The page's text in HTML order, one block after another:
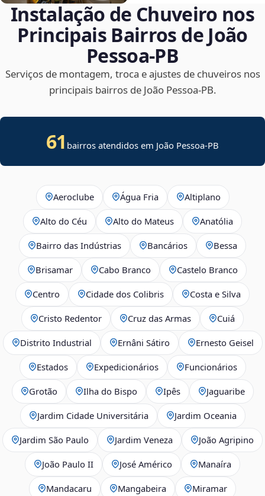
Instalação de Chuveiro nos
Principais Bairros de João
Pessoa‑PB
Serviços de montagem, troca e ajustes de chuveiros nos
principais bairros de João Pessoa‑PB.
61 bairros atendidos em João Pessoa-PB
Aeroclube Água Fria Altiplano
Alto do Céu Alto do Mateus Anatólia
Bairro das Indústrias Bancários Bessa
Brisamar Cabo Branco Castelo Branco
Centro Cidade dos Colibris Costa e Silva
Cristo Redentor Cruz das Armas Cuiá
Distrito Industrial Ernâni Sátiro Ernesto Geisel
Estados Expedicionários Funcionários
Grotão Ilha do Bispo Ipês Jaguaribe
Jardim Cidade Universitária Jardim Oceania
Jardim São Paulo Jardim Veneza João Agripino
João Paulo II José Américo Manaíra
Mandacaru Mangabeira Miramar